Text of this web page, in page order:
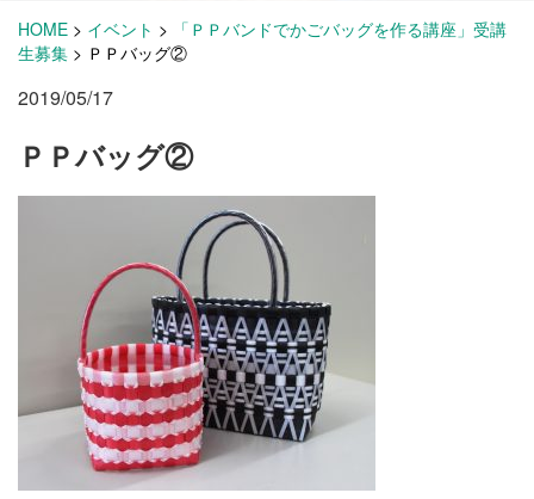
学 ぶ(健康福祉)
泊まる(宿泊)
アクセス
HOME > イベント >
「ＰＰバンドでかごバッグを作る講座」受講
生募集 > ＰＰバッグ②
2019/05/17
ＰＰバッグ②